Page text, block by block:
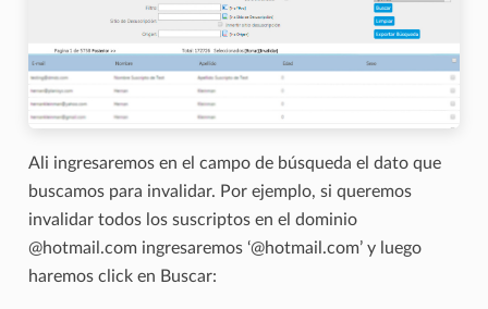
Ali ingresaremos en el campo de búsqueda el dato que
buscamos para invalidar. Por ejemplo, si queremos
invalidar todos los suscriptos en el dominio
@hotmail.com ingresaremos ‘@hotmail.com’ y luego
haremos click en Buscar: